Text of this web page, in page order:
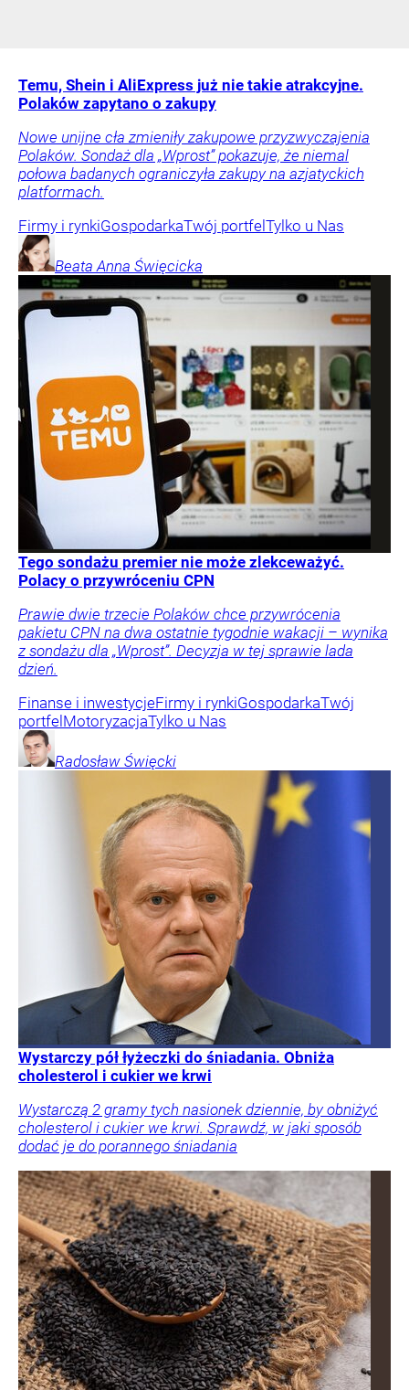
Temu, Shein i AliExpress już nie takie atrakcyjne.
Polaków zapytano o zakupy
Nowe unijne cła zmieniły zakupowe przyzwyczajenia
Polaków. Sondaż dla „Wprost” pokazuje, że niemal
połowa badanych ograniczyła zakupy na azjatyckich
platformach.
Firmy i rynkiGospodarkaTwój portfelTylko u Nas
Beata Anna Święcicka
Tego sondażu premier nie może zlekceważyć.
Polacy o przywróceniu CPN
Prawie dwie trzecie Polaków chce przywrócenia
pakietu CPN na dwa ostatnie tygodnie wakacji – wynika
z sondażu dla „Wprost”. Decyzja w tej sprawie lada
dzień.
Finanse i inwestycjeFirmy i rynkiGospodarkaTwój
portfelMotoryzacjaTylko u Nas
Radosław Święcki
Wystarczy pół łyżeczki do śniadania. Obniża
cholesterol i cukier we krwi
Wystarczą 2 gramy tych nasionek dziennie, by obniżyć
cholesterol i cukier we krwi. Sprawdź, w jaki sposób
dodać je do porannego śniadania